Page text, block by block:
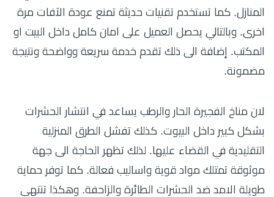
المنازل. كما تستخدم تقنيات حديثة تمنع عودة الآفات مرة
اخرى. وبالتالي يحصل العميل على امان كامل داخل البيت او
المكتب. إضافة الى ذلك تقدم خدمة سريعة وواضحة ونتيجة
مضمونة.
لان مناخ الفجيرة الحار والرطب يساعد في انتشار الحشرات
بشكل كبير داخل البيوت. كذلك تفشل الطرق المنزلية
التقليدية في القضاء عليها. لذلك تظهر الحاجة الى جهة
موثوقة تمتلك مواد قوية واساليب فعالة. كما توفر حماية
طويلة الامد ضد الحشرات الطائرة والزاحفة. وهكذا تنتهي